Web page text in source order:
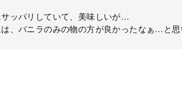
ッパリしていて、美味しいが…
、バニラのみの物の方が良かったなぁ…と思